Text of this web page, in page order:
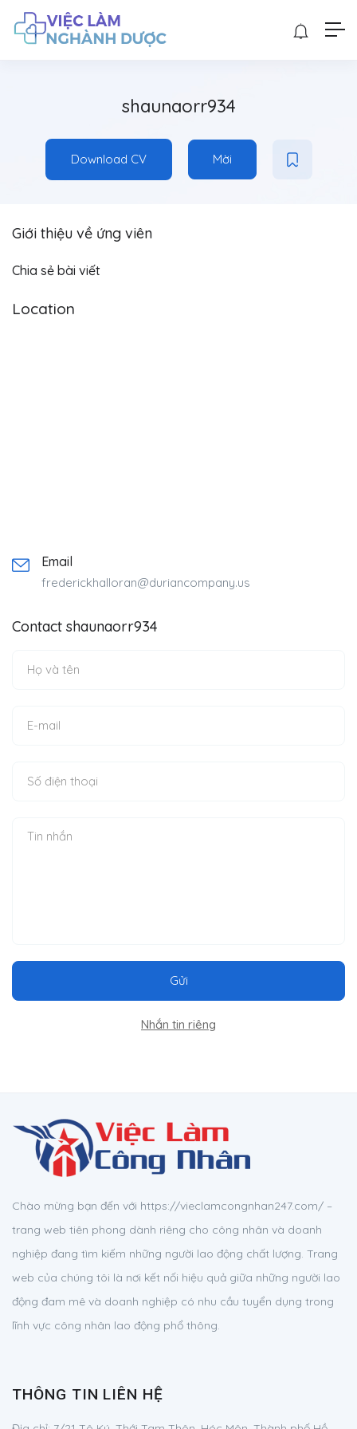
shaunaorr934
Download CV Mời
Giới thiệu về ứng viên
Chia sẻ bài viết
Location
Email
frederickhalloran@duriancompany.us
Contact shaunaorr934
Gửi
Nhắn tin riêng
Chào mừng bạn đến với https://vieclamcongnhan247.com/ –
trang web tiên phong dành riêng cho công nhân và doanh
nghiệp đang tìm kiếm những người lao động chất lượng. Trang
web của chúng tôi là nơi kết nối hiệu quả giữa những người lao
động đam mê và doanh nghiệp có nhu cầu tuyển dụng trong
lĩnh vực công nhân lao động phổ thông.
THÔNG TIN LIÊN HỆ